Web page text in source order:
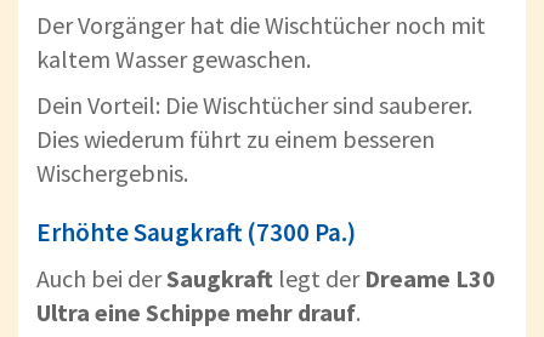
Der Vorgänger hat die Wischtücher noch mit
kaltem Wasser gewaschen.
Dein Vorteil: Die Wischtücher sind sauberer.
Dies wiederum führt zu einem besseren
Wischergebnis.
Erhöhte Saugkraft (7300 Pa.)
Auch bei derSaugkraft legt der Dreame L30
Ultra eine Schippe mehr drauf.